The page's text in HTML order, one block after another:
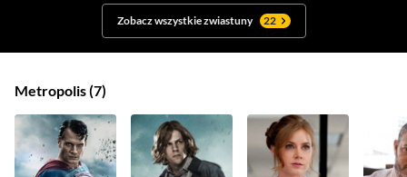
Zobacz wszystkie zwiastuny 22
Metropolis 7